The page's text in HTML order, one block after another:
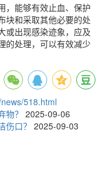
，能够有效止血、保护
块和采取其他必要的处
或出现感染迹象，应及
的处理，可以有效减少
518.html
物？ 2025-09-06
伤口？ 2025-09-03